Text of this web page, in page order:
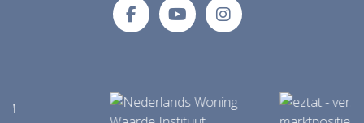
info@makelaardijnienoord.nl